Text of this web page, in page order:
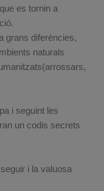
es tornin a
grans diferències,
naturals
i seguint les
un codis secrets
i la valuosa